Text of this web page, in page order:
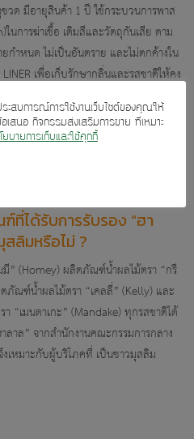
ด มีอายุสินค้า 1 ปี ใช้กระบวนการพาส
ในการฆ่าเชื้อ เติมสีและวัตถุกันเสีย ตาม
ำหนด ไม่เป็นอันตราย และไม่ตกค้างใน
เพื่อเก็บรักษากลิ่นและรสชาติให้คง
ะป๋อง มีอายุสินค้า 2 ปี ใช้กระบวนการส
ารฆ่าเชื้อ ไม่เติมสีและวัตถุกันเสีย
ได้รับการรับรอง “ฮา
สลิมหรือไม่ ?
” (Homey) ผลิตภัณฑ์น้ำผลไม้ตรา “กรี
ภัณฑ์น้ำผลไม้ตรา “เคลลี่” (Kelly) และ
เมนดาเกะ” (Mandake) ทุกรสชาติได้
ลาล” จากสำนักงานคณะกรรมการกลาง
เหมาะกับผู้บริโภคที่ เป็นชาวมุสลิม
ะสบการณ์การใช้งานเว็บไซต์ของคุณให้
สนอ กิจกรรมส่งเสริมการขาย ที่เหมาะ
ยบายการเก็บและใช้คุกกี้